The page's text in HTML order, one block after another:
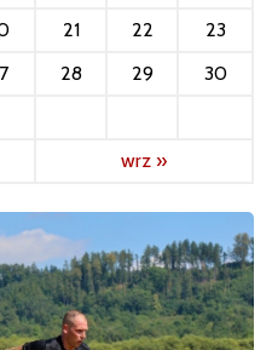
21 22
23
28 29
30
wrz »